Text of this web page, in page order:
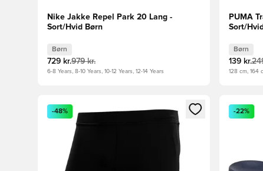
Nike Jakke Repel Park 20 Lang -
Sort/Hvid Børn
Børn
729 kr.979 kr.
6-8 Years, 8-10 Years, 10-12 Years, 12-14 Years
PUMA
Sort/
Børn
139 kr.
128 cm, 164
Åbner en Modal til at logge ind eller tilmelde dig som
-48%
Åbner
-22%